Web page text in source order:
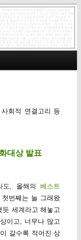
회적 연결고리 등
대상 발표
도, 올해의베스트
번째는 늘 그래왔
세계라고 해놓고
이고, 너무나 많고
갈수록 적어진 상